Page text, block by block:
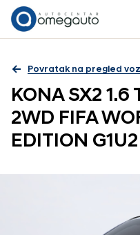
Povratak na pregled
KONA SX2 1.6
2WD FIFA
EDITION G1U2